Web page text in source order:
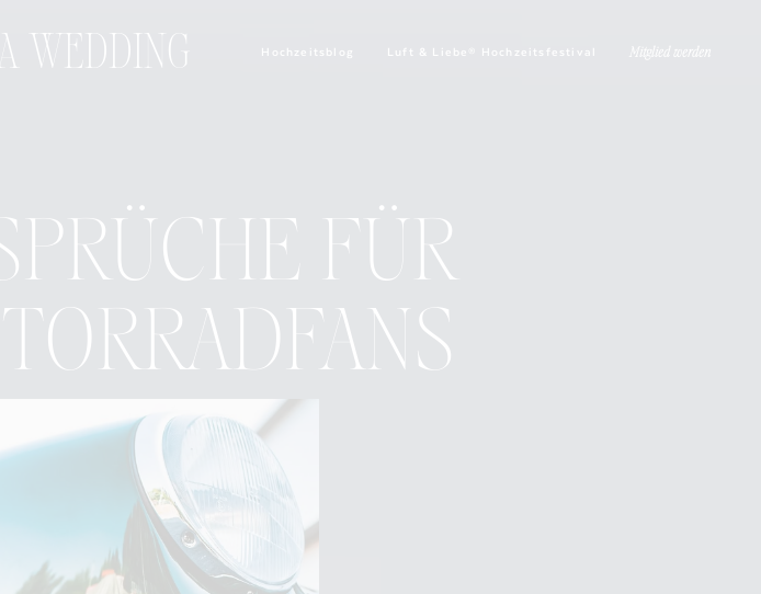
wedding Hochzeitsblog Luft & Liebe® Hochzeitsfestival Mitglied werden
FÜR